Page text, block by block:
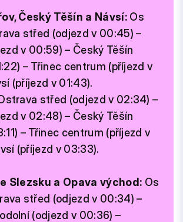
Český Těšín a Návsí:Os
střed (odjezd v 00:45) –
v 00:59) – Český Těšín
– Třinec centrum (příjezd v
(příjezd v 01:43).
střed (odjezd v 02:34) –
v 02:48) – Český Těšín
– Třinec centrum (příjezd v
(příjezd v 03:33).
Slezsku a Opava východ: Os
střed (odjezd v 00:34) –
(odjezd v 00:36) –